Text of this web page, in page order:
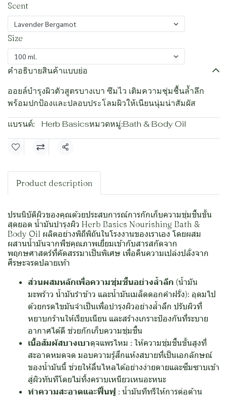
Scent
Lavender Bergamot
Size
100 ml.
คำอธิบายสินค้าแบบย่อ
ออยล์บำรุงผิวตัวสูตรบางเบา ซึมไว เติมความชุ่มชื้นล้ำลึก
พร้อมปกป้องและปลอบประโลมผิวให้เนียนนุ่มน่าสัมผัส
แบรนด์: Herb Basicsหมวดหมู่:Bath & Body Oil
แชร์
Product description
ปรนนิบัติผิวของคุณด้วยประสบการณ์การกักเก็บความชุ่มชื้นขั้น
สุดยอด น้ำมันบำรุงผิว Herb Basics Nourishing Bath &
Body Oil ผลิตอย่างพิถีพิถันในโรงงานของเราเอง โดยผสม
ผสานน้ำมันจากพืชคุณภาพเยี่ยมเข้ากับสารสกัดจาก
พฤกษศาสตร์ที่คัดสรรมาเป็นพิเศษ เพื่อคืนความเปล่งปลั่งจาก
ศีรษะจรดปลายเท้า
ส่วนผสมหลักเพื่อความชุ่มชื้นอย่างล้ำลึก (น้ำมัน
มะพร้าว น้ำมันรำข้าว และน้ำมันเมล็ดดอกคำฝรั่ง): อุดมไป
ด้วยกรดไขมันจำเป็นเพื่อบำรุงผิวอย่างล้ำลึก ปรับผิวที่
หยาบกร้านให้เรียบเนียน และสร้างเกราะป้องกันที่ระบาย
อากาศได้ดี ช่วยกักเก็บความชุ่มชื้น
เนื้อสัมผัสบางเบาดุจแพรไหม : ให้ความชุ่มชื้นขั้นสูงที่
สะอาดหมดจด มอบความรู้สึกแห้งสบายที่เป็นเอกลักษณ์
ของน้ำมันนี้ ช่วยให้ลื่นไหลได้อย่างง่ายดายและซึมซาบเข้า
สู่ผิวทันทีโดยไม่ทิ้งคราบเหนียวเหนอะหนะ
ทำความสะอาดและฟื้นฟู : น้ำมันทีทรีให้การต่อต้าน